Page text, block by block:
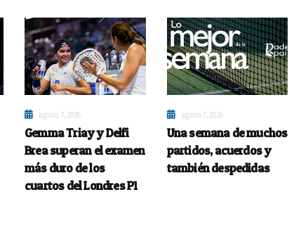
agosto 7, 2026
Gemma Triay y Delfi
Brea superan el examen
más duro de los
cuartos del Londres P1
agosto 7, 2026
Una semana de muchos
partidos, acuerdos y
también despedidas